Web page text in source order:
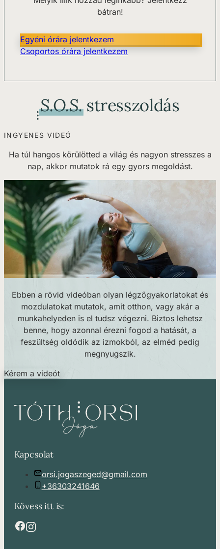
bátran!
Egyéni órára jelentkezem
Csoportos órára jelentkezem
S.O.S.stresszoldás
INGYENES VIDEÓ
Ha túl hangos körülötted a világ és nagyon stresszes a
nap, akkor mutatok rá egy gyors megoldást.
Ebben a rövid videóban olyan légzőgyakorlatokat és
mozdulatokat mutatok, amit otthon, vagy akár a
munkahelyeden is el tudsz végezni. Biztos lehetsz
benne, hogy azonnal érezni fogod a hatását, a
feszültség oldódik az izmokból, az elméd pedig
megnyugszik.
Kérem a videót
Kapcsolat
orsi.jogaszeged@gmail.com
+36303241646
Kövess itt is: